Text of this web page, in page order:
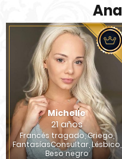
Michelle
21 años
Francés tragado, Griego,
FantasíasConsultar, Lésbico,
Beso negro